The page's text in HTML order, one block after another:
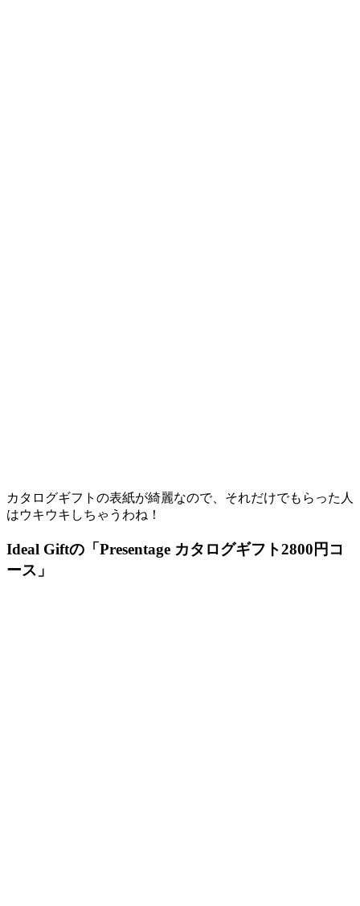
カタログギフトの表紙が綺麗なので、それだけでもらった人
はウキウキしちゃうわね！
Ideal Giftの「Presentage カタログギフト2800円コ
ース」